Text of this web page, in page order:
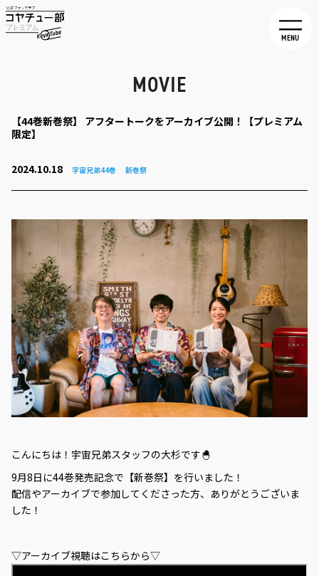
MENU
MOVIE
【44巻新巻祭】 アフタートークをアーカイブ公開！【プレミアム
限定】
2024.10.18 宇宙兄弟44巻 新巻祭
こんにちは！宇宙兄弟スタッフの大杉です🐣
9月8日に44巻発売記念で【新巻祭】を行いました！
配信やアーカイブで参加してくださった方、ありがとうございま
した！
▽アーカイブ視聴はこちらから▽